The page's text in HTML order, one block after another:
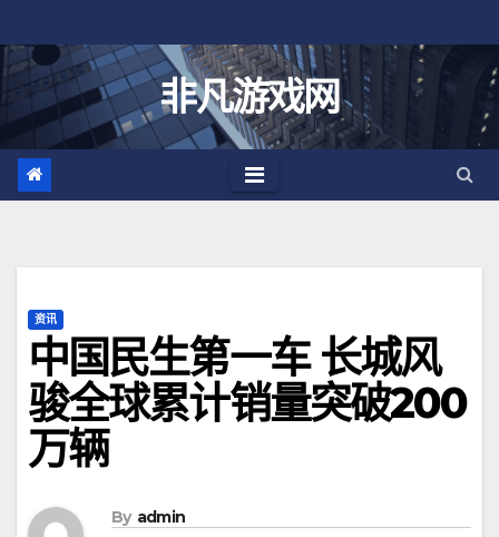
至
非凡游戏网
资讯
中国民生第一车 长城风
骏全球累计销量突破200
万辆
By admin